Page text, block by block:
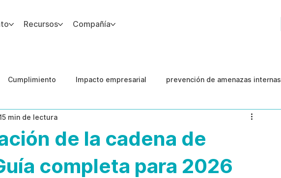
Recursos Compañía
Cumplimiento Impacto empresarial prevención de amenazas internas
Integridad del Capital Humano
de la cadena de
completa para 2026
min de lectura